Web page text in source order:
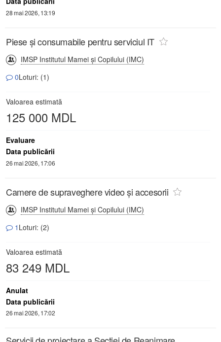
28 mai 2026, 13:19
Piese și consumabile pentru serviciul IT
IMSP Institutul Mamei și Copilului (IMC)
0Loturi: (1)
Valoarea estimată
125 000 MDL
Evaluare
Data publicării
26 mai 2026, 17:06
Camere de supraveghere video și accesorii
IMSP Institutul Mamei și Copilului (IMC)
1 Loturi: (2)
Valoarea estimată
83 249 MDL
Anulat
Data publicării
26 mai 2026, 17:02